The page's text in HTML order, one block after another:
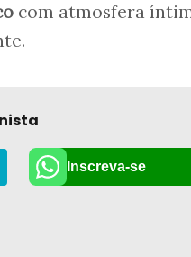
com atmosfera
Inscreva-se